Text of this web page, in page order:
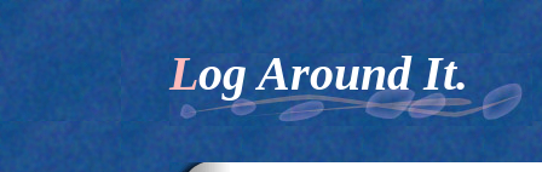
Log Around It.